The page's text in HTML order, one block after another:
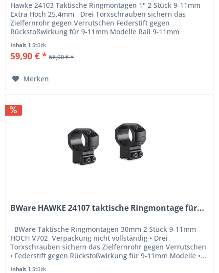
Hawke 24103 Taktische Ringmontagen 1" 2 Stück 9-11mm
Extra Hoch 25,4mm Drei Torxschrauben sichern das
Zielfernrohr gegen Verrutschen Federstift gegen
Rückstoßwirkung für 9-11mm Modelle Rail 9-11mm
Inhalt 1 Stück
59,90 € * 66,00 € *
Merken
BWare HAWKE 24107 taktische Ringmontage für...
BWare Taktische Ringmontagen 30mm 2 Stück 9-11mm
HOCH V702 Verpackung nicht vollständig • Drei
Torxschrauben sichern das Zielfernrohr gegen Verrutschen
• Federstift gegen Rückstoßwirkung für 9-11mm Modelle •...
Inhalt 1 Stück